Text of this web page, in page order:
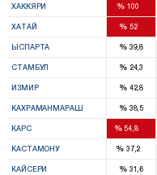
ХАККЯРИ % 100
ХАТАЙ %52
ЫСПАРТА %39,8
СТАМБУЛ %24,3
ИЗМИР %42,8
КАХРАМАНМАРАШ %38,5
КАРС %54,8
КАСТАМОНУ %37,2
КАЙСЕРИ %31,6